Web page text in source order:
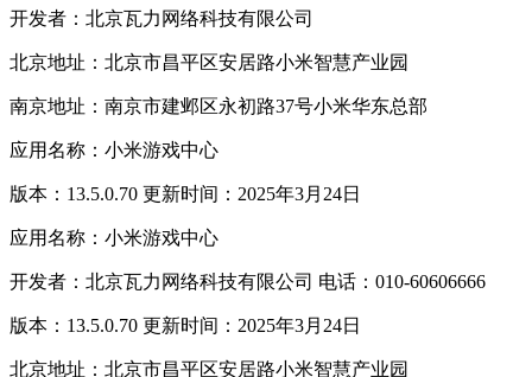
开发者：北京瓦力网络科技有限公司
北京地址：北京市昌平区安居路小米智慧产业园
南京地址：南京市建邺区永初路37号小米华东总部
应用名称：小米游戏中心
版本：13.5.0.70 更新时间：2025年3月24日
应用名称：小米游戏中心
开发者：北京瓦力网络科技有限公司 电话：010-60606666
版本：13.5.0.70 更新时间：2025年3月24日
北京地址：北京市昌平区安居路小米智慧产业园